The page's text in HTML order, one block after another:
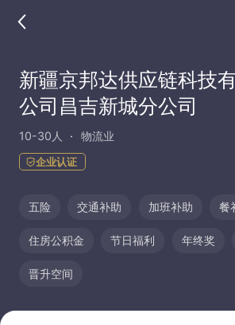
新疆京邦达供应链科技
公司昌吉新城分公司
10-30人 物流业
企业认证
五险 交通补助 加班补助 餐
住房公积金 节日福利 年终奖
晋升空间